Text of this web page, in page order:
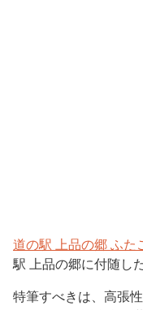
道の駅 上品の郷 ふた
駅 上品の郷に付随し
特筆すべきは、高張